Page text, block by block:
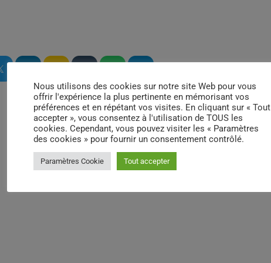
Nous utilisons des cookies sur notre site Web pour vous
offrir l'expérience la plus pertinente en mémorisant vos
préférences et en répétant vos visites. En cliquant sur « Tout
accepter », vous consentez à l'utilisation de TOUS les
cookies. Cependant, vous pouvez visiter les « Paramètres
des cookies » pour fournir un consentement contrôlé.
Paramètres Cookie Tout accepter